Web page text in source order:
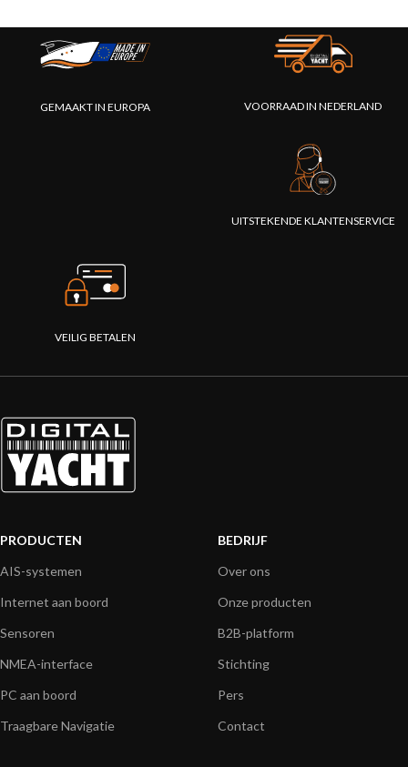
GEMAAKT IN EUROPA VOORRAAD IN NEDERLAND
UITSTEKENDE KLANTENSERVICE
VEILIG BETALEN
PRODUCTEN
AIS-systemen
Internet aan boord
Sensoren
NMEA-interface
PC aan boord
Traagbare Navigatie
BEDRIJF
Over ons
Onze producten
B2B-platform
Stichting
Pers
Contact